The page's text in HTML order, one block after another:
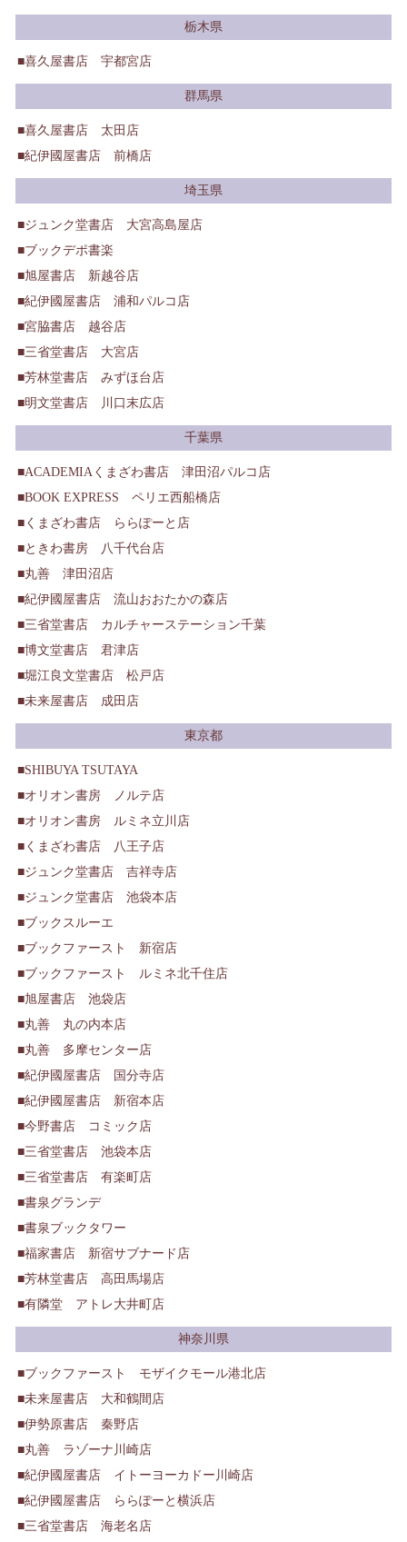
栃木県
喜久屋書店 宇都宮店
群馬県
喜久屋書店 太田店
紀伊國屋書店 前橋店
埼玉県
ジュンク堂書店 大宮高島屋店
ブックデポ書楽
旭屋書店 新越谷店
紀伊國屋書店 浦和パルコ店
宮脇書店 越谷店
三省堂書店 大宮店
芳林堂書店 みずほ台店
明文堂書店 川口末広店
千葉県
ACADEMIAくまざわ書店 津田沼パルコ店
BOOK EXPRESS ペリエ西船橋店
くまざわ書店 ららぽーと店
ときわ書房 八千代台店
丸善 津田沼店
紀伊國屋書店 流山おおたかの森店
三省堂書店 カルチャーステーション千葉
博文堂書店 君津店
堀江良文堂書店 松戸店
未来屋書店 成田店
東京都
SHIBUYA TSUTAYA
オリオン書房 ノルテ店
オリオン書房 ルミネ立川店
くまざわ書店 八王子店
ジュンク堂書店 吉祥寺店
ジュンク堂書店 池袋本店
ブックスルーエ
ブックファースト 新宿店
ブックファースト ルミネ北千住店
旭屋書店 池袋店
丸善 丸の内本店
丸善 多摩センター店
紀伊國屋書店 国分寺店
紀伊國屋書店 新宿本店
今野書店 コミック店
三省堂書店 池袋本店
三省堂書店 有楽町店
書泉グランデ
書泉ブックタワー
福家書店 新宿サブナード店
芳林堂書店 高田馬場店
有隣堂 アトレ大井町店
神奈川県
ブックファースト モザイクモール港北店
未来屋書店 大和鶴間店
伊勢原書店 秦野店
丸善 ラゾーナ川崎店
紀伊國屋書店 イトーヨーカドー川崎店
紀伊國屋書店 ららぽーと横浜店
三省堂書店 海老名店